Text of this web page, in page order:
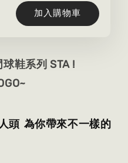
加入購物車
鞋系列 STA !
頭 為你帶來不一樣的